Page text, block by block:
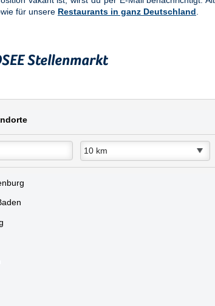
für unsere Restaurants in ganz Deutschland
Stellenmarkt